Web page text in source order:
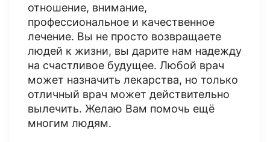
отношение, внимание,
профессиональное и качественное
лечение. Вы не просто возвращаете
людей к жизни, вы дарите нам надежду
на счастливое будущее. Любой врач
может назначить лекарства, но только
отличный врач может действительно
вылечить. Желаю Вам помочь ещё
многим людям.